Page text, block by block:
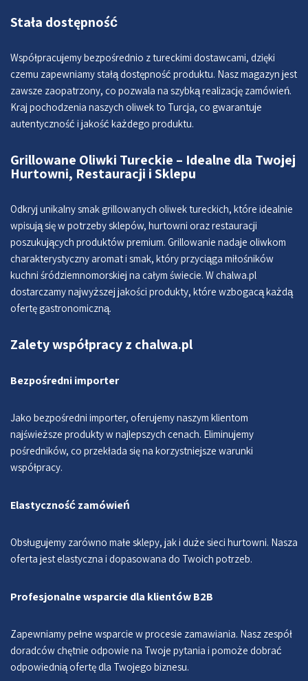
Stała dostępność
Współpracujemy bezpośrednio z tureckimi dostawcami, dzięki
czemu zapewniamy stałą dostępność produktu. Nasz magazyn jest
zawsze zaopatrzony, co pozwala na szybką realizację zamówień.
Kraj pochodzenia naszych oliwek to Turcja, co gwarantuje
autentyczność i jakość każdego produktu.
Grillowane Oliwki Tureckie – Idealne dla Twojej
Hurtowni, Restauracji i Sklepu
Odkryj unikalny smak grillowanych oliwek tureckich, które idealnie
wpisują się w potrzeby sklepów, hurtowni oraz restauracji
poszukujących produktów premium. Grillowanie nadaje oliwkom
charakterystyczny aromat i smak, który przyciąga miłośników
kuchni śródziemnomorskiej na całym świecie. W chalwa.pl
dostarczamy najwyższej jakości produkty, które wzbogacą każdą
ofertę gastronomiczną.
Zalety współpracy z chalwa.pl
Bezpośredni importer
Jako bezpośredni importer, oferujemy naszym klientom
najświeższe produkty w najlepszych cenach. Eliminujemy
pośredników, co przekłada się na korzystniejsze warunki
współpracy.
Elastyczność zamówień
Obsługujemy zarówno małe sklepy, jak i duże sieci hurtowni. Nasza
oferta jest elastyczna i dopasowana do Twoich potrzeb.
Profesjonalne wsparcie dla klientów B2B
Zapewniamy pełne wsparcie w procesie zamawiania. Nasz zespół
doradców chętnie odpowie na Twoje pytania i pomoże dobrać
odpowiednią ofertę dla Twojego biznesu.